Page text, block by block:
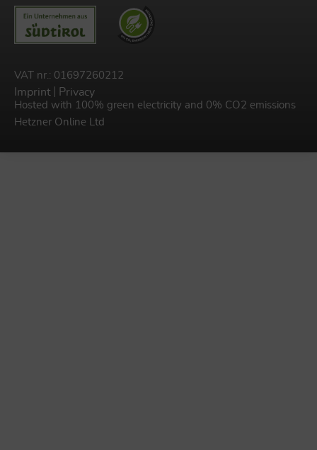
VAT nr.: 01697260212
Imprint Privacy
Hosted with 100% green electricity and 0% CO2 emissions
Hetzner Online Ltd